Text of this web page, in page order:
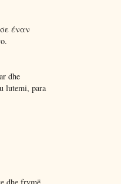
έναν
dhe
lutemi, para